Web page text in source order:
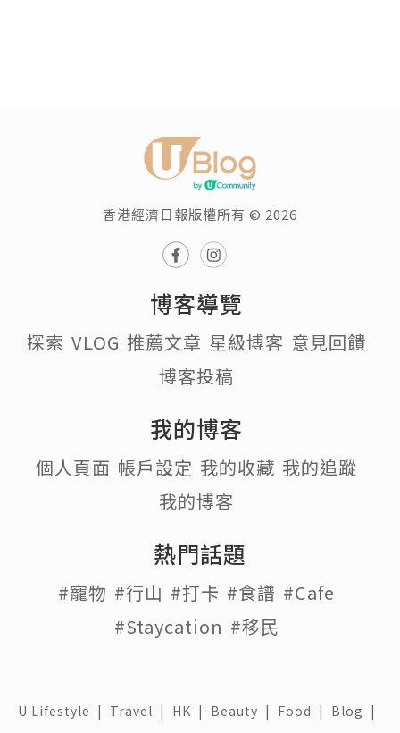
香港經濟日報版權所有 © 2026
博客導覽
探索 VLOG 推薦文章 星級博客 意見回饋
博客投稿
我的博客
個人頁面 帳戶設定 我的收藏 我的追蹤
我的博客
熱門話題
#寵物 #行山 #打卡 #食譜 #Cafe
#Staycation #移民
U Lifestyle | Travel | HK | Beauty | Food | Blog |